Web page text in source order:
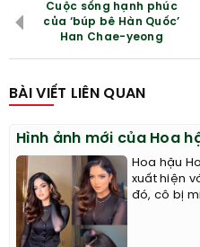
Cuộc sống hạnh phúc
của ‘búp bê Hàn Quốc’
Han Chae-yeong
BÀI VIẾT LIÊN QUAN
Hình ảnh mới của Hoa
Hoa hậu
xuất hiện
đó, cô bị